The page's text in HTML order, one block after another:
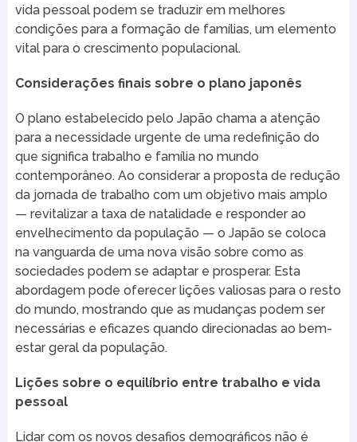
vida pessoal podem se traduzir em melhores
condições para a formação de famílias, um elemento
vital para o crescimento populacional.
Considerações finais sobre o plano japonês
O plano estabelecido pelo Japão chama a atenção
para a necessidade urgente de uma redefinição do
que significa trabalho e família no mundo
contemporâneo. Ao considerar a proposta de redução
da jornada de trabalho com um objetivo mais amplo
— revitalizar a taxa de natalidade e responder ao
envelhecimento da população — o Japão se coloca
na vanguarda de uma nova visão sobre como as
sociedades podem se adaptar e prosperar. Esta
abordagem pode oferecer lições valiosas para o resto
do mundo, mostrando que as mudanças podem ser
necessárias e eficazes quando direcionadas ao bem-
estar geral da população.
Lições sobre o equilíbrio entre trabalho e vida
pessoal
Lidar com os novos desafios demográficos não é